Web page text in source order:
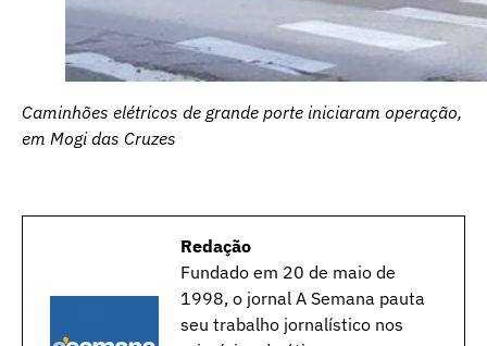
Caminhões elétricos de grande porte iniciaram operação,
em Mogi das Cruzes
Redação
Fundado em 20 de maio de
1998, o jornal A Semana pauta
seu trabalho jornalístico nos